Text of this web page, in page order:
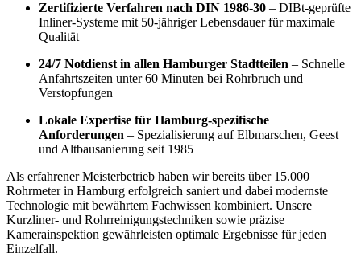
Zertifizierte Verfahren nach DIN 1986-30 – DIBt-geprüfte
Inliner-Systeme mit 50-jähriger Lebensdauer für maximale
Qualität
24/7 Notdienst in allen Hamburger Stadtteilen – Schnelle
Anfahrtszeiten unter 60 Minuten bei Rohrbruch und
Verstopfungen
Lokale Expertise für Hamburg-spezifische
Anforderungen – Spezialisierung auf Elbmarschen, Geest
und Altbausanierung seit 1985
Als erfahrener Meisterbetrieb haben wir bereits über 15.000
Rohrmeter in Hamburg erfolgreich saniert und dabei modernste
Technologie mit bewährtem Fachwissen kombiniert. Unsere
Kurzliner- und Rohrreinigungstechniken sowie präzise
Kamerainspektion gewährleisten optimale Ergebnisse für jeden
Einzelfall.